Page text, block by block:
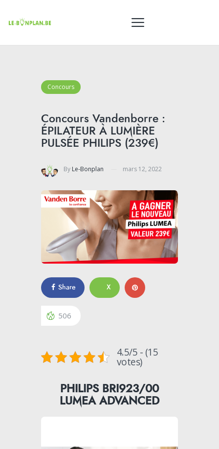
Concours
Concours Vandenborre :
ÉPILATEUR À LUMIÈRE
PULSÉE PHILIPS (239€)
By Le-Bonplan mars 12, 2022
Share X
506
4.5/5 - (15
votes)
PHILIPS BRI923/00
LUMEA ADVANCED